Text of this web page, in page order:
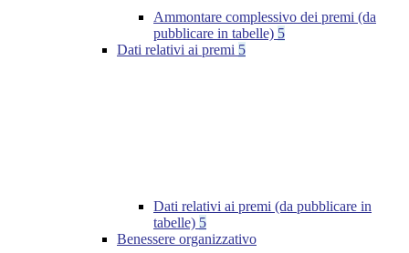
Ammontare complessivo dei premi (da
pubblicare in tabelle) 5
Dati relativi ai premi 5
Dati relativi ai premi (da pubblicare in
tabelle) 5
Benessere organizzativo